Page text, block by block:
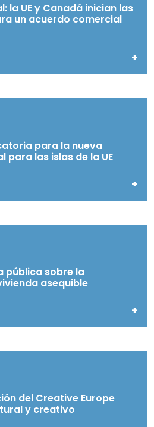
la UE y Canadá inician las
un acuerdo comercial
+
para la nueva
las islas de la UE
+
pública sobre la
asequible
+
del Creative Europe
y creativo